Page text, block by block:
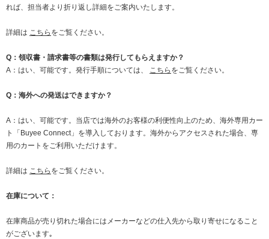
れば、担当者より折り返し詳細をご案内いたします。
詳細は こちら をご覧ください。
Q：領収書・請求書等の書類は発行してもらえますか？
A：はい、可能です。発行手順については、
こちら をご覧ください。
Q：海外への発送はできますか？
A：はい、可能です。当店では海外のお客様の利便性向上のため、海外専用カー
ト「Buyee Connect」を導入しております。海外からアクセスされた場合、専
用のカートをご利用いただけます。
詳細は こちら をご覧ください。
在庫について：
在庫商品が売り切れた場合にはメーカーなどの仕入先から取り寄せになること
がございます｡